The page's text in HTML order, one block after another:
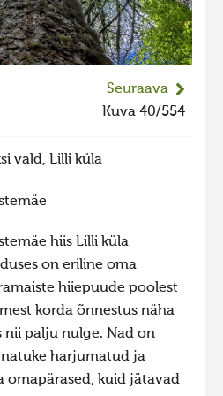
Seuraava
Kuva 40/554
vald, Lilli küla
hiis Lilli küla
on eriline oma
hiiepuude poolest
korda õnnestus näha
nii palju nulge. Nad on
natuke harjumatud ja
omapärased, kuid jätavad